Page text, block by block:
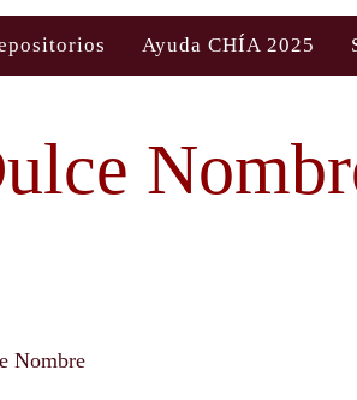
Ayuda CHÍA 2025
Nombre